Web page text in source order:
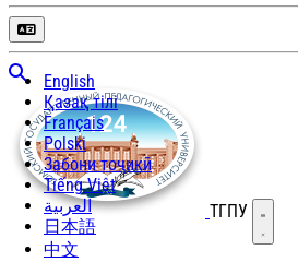
English
Қазақ тілі
Français
Polski
Забони тоҷикӣ
Tiếng Việt
العربية
日本語
中文
ТГПУ